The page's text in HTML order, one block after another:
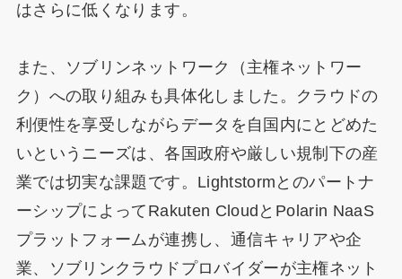
はさらに低くなります。
また、ソブリンネットワーク（主権ネットワー
ク）への取り組みも具体化しました。クラウドの
利便性を享受しながらデータを自国内にとどめた
いというニーズは、各国政府や厳しい規制下の産
業では切実な課題です。Lightstormとのパートナ
ーシップによってRakuten CloudとPolarin NaaS
プラットフォームが連携し、通信キャリアや企
業、ソブリンクラウドプロバイダーが主権ネット